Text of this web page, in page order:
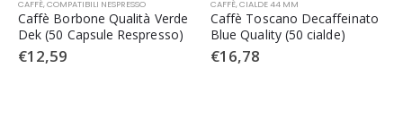
CAFFÈ,COMPATIBILI NESPRESSO
Caffè Borbone Qualità Verde
Dek (50 Capsule Respresso)
€12,59
CAFFÈ,CIALDE 44 MM
Caffè Toscano Decaffeinato
Blue Quality (50 cialde)
€16,78